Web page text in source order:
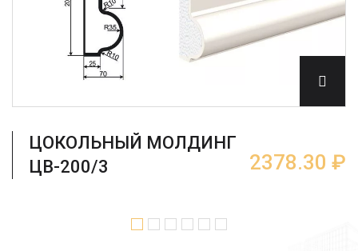
ЦОКОЛЬНЫЙ МОЛДИНГ
ЦВ-200/3
2378.30 ₽